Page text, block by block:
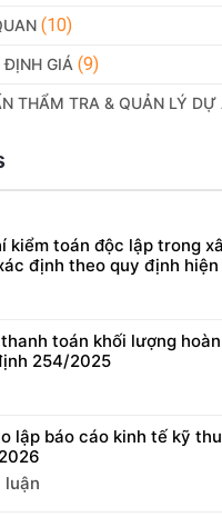
(10)
ĐỊNH GIÁ (9)
THẨM TRA & QUẢN LÝ DỰ
kiểm toán độc lập trong
định theo quy định hiện
thanh toán khối lượng
254/2025
lập báo cáo kinh tế kỹ
luận